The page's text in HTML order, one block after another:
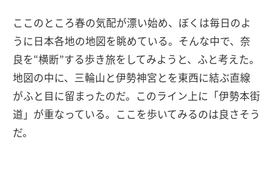
ここのところ春の気配が漂い始め、ぼくは毎日のよ
うに日本各地の地図を眺めている。そんな中で、奈
良を“横断”する歩き旅をしてみようと、ふと考えた。
地図の中に、三輪山と伊勢神宮とを東西に結ぶ直線
がふと目に留まったのだ。このライン上に「伊勢本街
道」が重なっている。ここを歩いてみるのは良さそう
だ。